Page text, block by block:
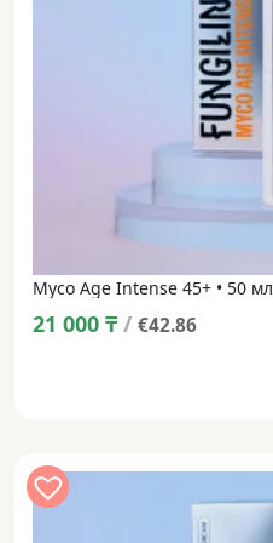
Myco Age Intense 45+ • 50 мл
21 000 ₸ / €42.86